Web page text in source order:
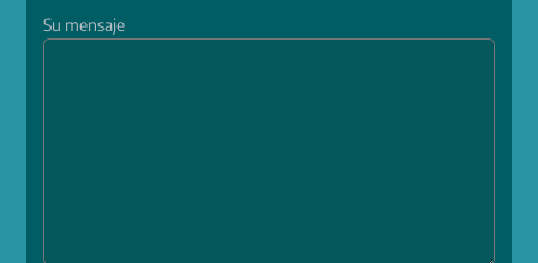
Su mensaje